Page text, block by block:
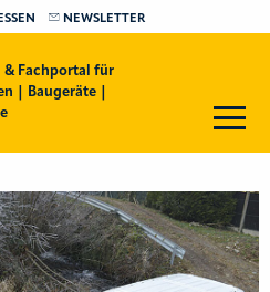
NEWSLETTER
& Fachportal für
| Baugeräte |